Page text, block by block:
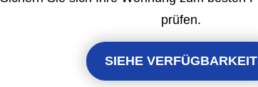
prüfen.
SIEHE VERFÜGBARKEIT